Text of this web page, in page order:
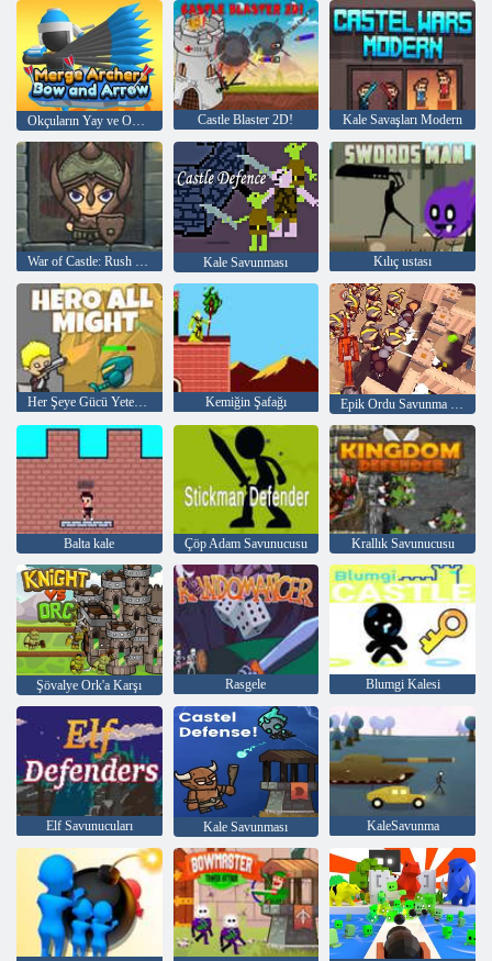
Okçuların Yay ve Oklarını Birleştir Castle Blaster 2D! Kale Savaşları Modern
Kale Savunması Kılıç ustası
Her Şeye Gücü Yeten Kahraman Kemiğin Şafağı
Balta kale Çöp Adam Savunucusu Krallık Savunucusu
Şövalye Ork'a Karşı Rasgele Blumgi Kalesi
Elf Savunucuları Kale Savunması KaleSavunma